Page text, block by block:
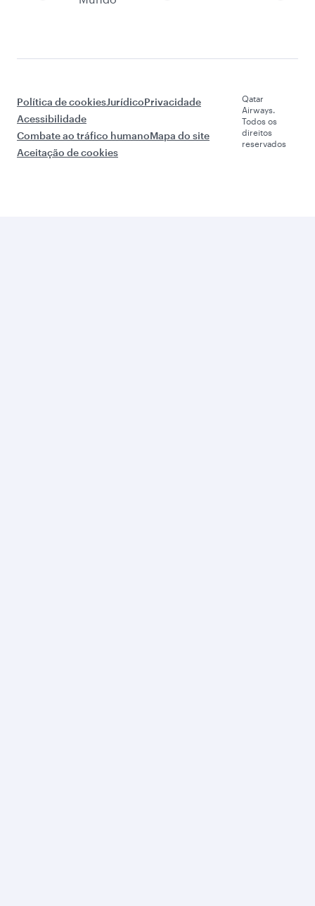
Política de cookiesJurídicoPrivacidade
Acessibilidade
Combate ao tráfico humanoMapa do site
Aceitação de cookies
Qatar
Airways.
Todos os
direitos
reservados